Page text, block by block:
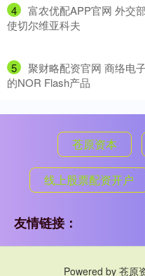
4
富农优配APP官网 外交
使切尔维亚科夫
5
聚财略配资官网 商络电
的NOR Flash产品
苍原资本
线上股票配资开户
友情链接：
Powered by 苍原